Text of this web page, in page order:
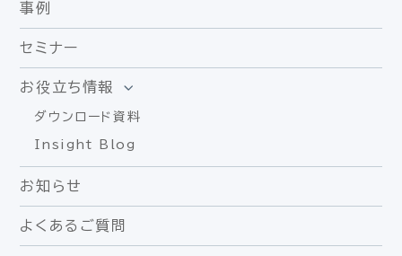
事例
セミナー
お役立ち情報
ダウンロード資料
Insight Blog
お知らせ
よくあるご質問